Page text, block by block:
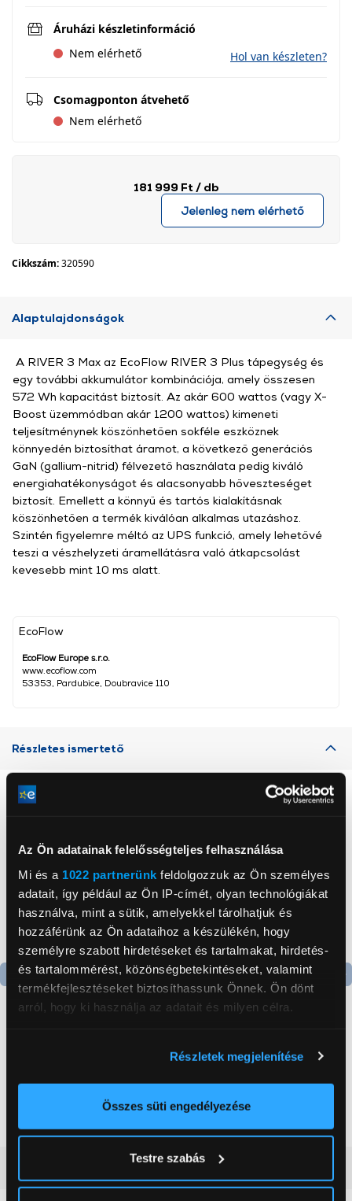
Az Ön adatainak felelősségteljes felhasználása
Mi és a 1022 partnerünk feldolgozzuk az Ön személyes
adatait, így például az Ön IP-címét, olyan technológiákat
használva, mint a sütik, amelyekkel tárolhatjuk és
hozzáférünk az Ön adataihoz a készülékén, hogy
személyre szabott hirdetéseket és tartalmakat, hirdetés-
és tartalommérést, közönségbetekintéseket, valamint
termékfejlesztéseket biztosíthassunk Önnek. Ön dönt
arról, hogy ki használja az adatait és milyen célra.
elhelyezkedéséről pár méteres pontossággal
Az Ön készülékén beazonosítása annak konkrét
módjairól és adja meg preferenciáit aRészletek
pontban. Bármikor módosíthatja vagy visszavonhatja a
Részletek megjelenítése
Összes süti engedélyezése
Testre szabás
Áruházi készletinformáció
Nem elérhető
Hol van készleten?
Csomagponton átvehető
Nem elérhető
181 999 Ft / db
Jelenleg nem elérhető
Cikkszám:320590
Alaptulajdonságok
EcoFlow
EcoFlow Europe s.r.o.
www.ecoflow.com
53353, Pardubice, Doubravice 110
A RIVER 3 Max az EcoFlow RIVER 3 Plus tápegység és
egy további akkumulátor kombinációja, amely összesen
572 Wh kapacitást biztosít. Az akár 600 wattos (vagy X-
Boost üzemmódban akár 1200 wattos) kimeneti
teljesítménynek köszönhetően sokféle eszköznek
könnyedén biztosíthat áramot, a következő generációs
GaN (gallium-nitrid) félvezető használata pedig kiváló
energiahatékonyságot és alacsonyabb hőveszteséget
biztosít. Emellett a könnyű és tartós kialakításnak
köszönhetően a termék kiválóan alkalmas utazáshoz.
Szintén figyelemre méltó az UPS funkció, amely lehetővé
teszi a vészhelyzeti áramellátásra való átkapcsolást
kevesebb mint 10 ms alatt.
Részletes ismertető
akkumulátor
602 999 Ft
Termék adatlap
Gorenje NRS8182KX Side
by side hűtőszekrény
199 999 Ft